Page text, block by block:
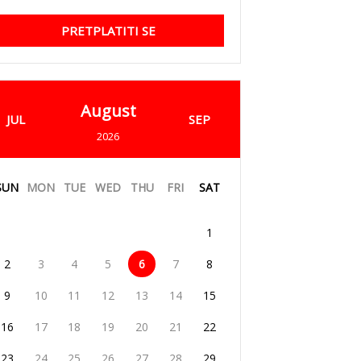
PRETPLATITI SE
JUL August
2026
SEP
MON TUE WED THU FRI SAT
1
2 3 4 5 6 7 8
9 10 11 12 13 14 15
16 17 18 19 20 21 22